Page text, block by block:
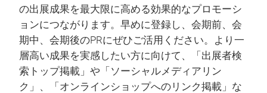
の出展成果を最大限に高める効果的なプロモーシ
ョンにつながります。早めに登録し、会期前、会
期中、会期後のPRにぜひご活用ください。より一
層高い成果を実感したい方に向けて、「出展者検
索トップ掲載」や「ソーシャルメディアリン
ク」、「オンラインショップへのリンク掲載」な